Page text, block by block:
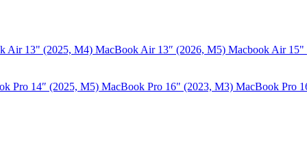
Air 13" (2025, M4) MacBook Air 13″ (2026, M5) Macbook Air 15"
Pro 14″ (2025, M5) MacBook Pro 16" (2023, M3) MacBook Pro